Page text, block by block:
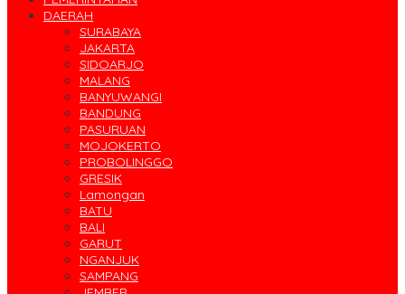
DAERAH
SURABAYA
JAKARTA
SIDOARJO
MALANG
BANYUWANGI
BANDUNG
PASURUAN
MOJOKERTO
PROBOLINGGO
GRESIK
Lamongan
BATU
BALI
GARUT
NGANJUK
SAMPANG